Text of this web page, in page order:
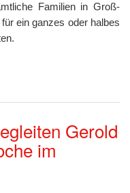
Familien in Groß-
ein ganzes oder halbes
Gerold
im